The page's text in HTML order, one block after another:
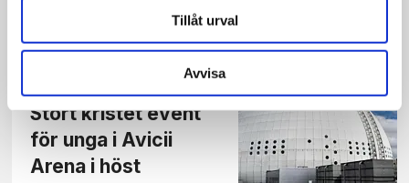
Tillåt urval
Avvisa
Stort kristet event
för unga i Avicii
Arena i höst